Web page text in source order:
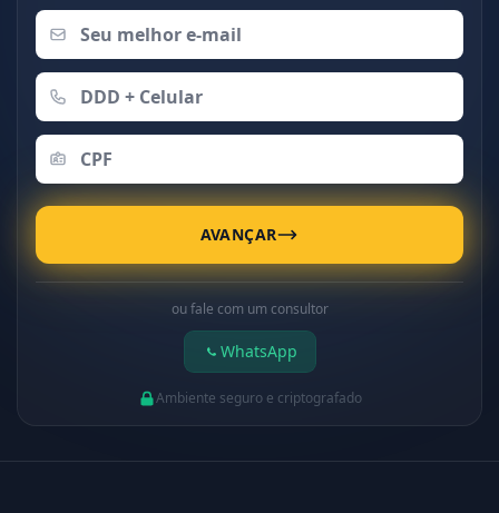
AVANÇAR
ou fale com um consultor
WhatsApp
Ambiente seguro e criptografado